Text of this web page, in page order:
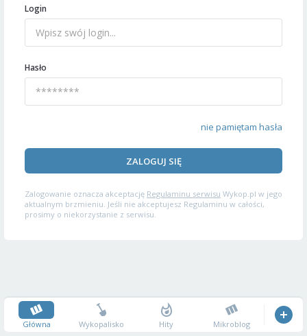
Login
Hasło
nie pamiętam hasła
ZALOGUJ SIĘ
Zalogowanie oznacza akceptację Regulaminu serwisu Wykop.pl w jego
aktualnym brzmieniu. Jeśli nie akceptujesz Regulaminu w całości,
prosimy o niekorzystanie z serwisu.
Główna Wykopalisko Hity Mikroblog